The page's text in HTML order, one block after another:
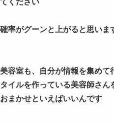
ください
率がグーンと上がると思いま
容室も、自分が情報を集めて
イルを作っている美容師さん
まかせといえばいいんです